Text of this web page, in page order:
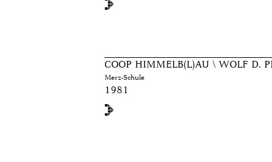
COOP HIMMELB(L)AU \ WOLF D.
Merz-Schule
1981